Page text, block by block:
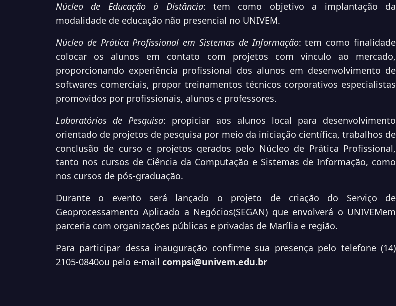
Núcleo de Educação à Distância: tem como objetivo a implantação da
modalidade de educação não presencial no UNIVEM.
Núcleo de Prática Profissional em Sistemas de Informação: tem como finalidade
colocar os alunos em contato com projetos com vínculo ao mercado,
proporcionando experiência profissional dos alunos em desenvolvimento de
softwares comerciais, propor treinamentos técnicos corporativos especialistas
promovidos por profissionais, alunos e professores.
Laboratórios de Pesquisa: propiciar aos alunos local para desenvolvimento
orientado de projetos de pesquisa por meio da iniciação científica, trabalhos de
conclusão de curso e projetos gerados pelo Núcleo de Prática Profissional,
tanto nos cursos de Ciência da Computação e Sistemas de Informação, como
nos cursos de pós-graduação.
Durante o evento será lançado o projeto de criação do Serviço de
Geoprocessamento Aplicado a Negócios(SEGAN) que envolverá o UNIVEMem
parceria com organizações públicas e privadas de Marília e região.
Para participar dessa inauguração confirme sua presença pelo telefone (14)
2105-0840ou pelo e-mail compsi@univem.edu.br